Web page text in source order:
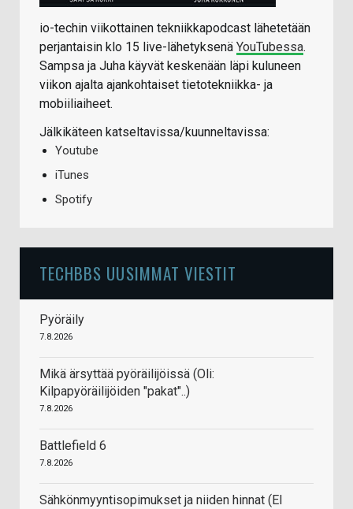
io-techin viikottainen tekniikkapodcast lähetetään
perjantaisin klo 15 live-lähetyksenä YouTubessa.
Sampsa ja Juha käyvät keskenään läpi kuluneen
viikon ajalta ajankohtaiset tietotekniikka- ja
mobiiliaiheet.
Jälkikäteen katseltavissa/kuunneltavissa:
Youtube
iTunes
Spotify
TECHBBS UUSIMMAT VIESTIT
Pyöräily
7.8.2026
Mikä ärsyttää pyöräilijöissä (Oli:
Kilpapyöräilijöiden "pakat"..)
7.8.2026
Battlefield 6
7.8.2026
Sähkönmyyntisopimukset ja niiden hinnat (EI